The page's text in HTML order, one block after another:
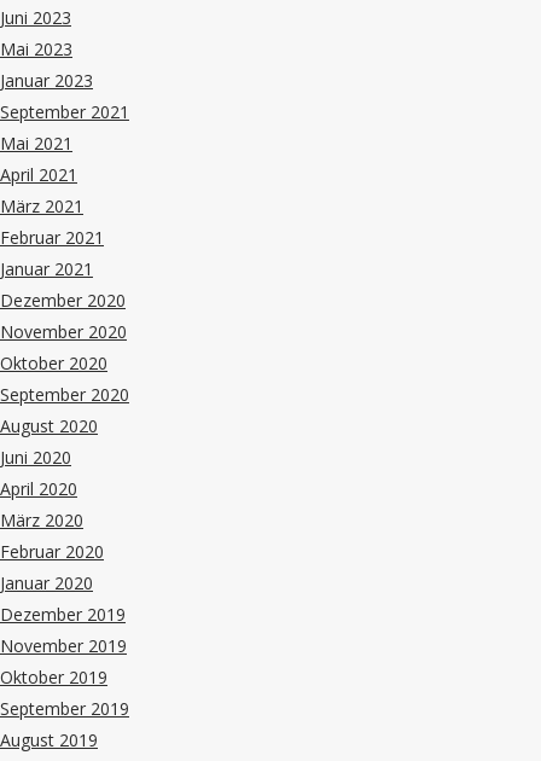
Juni 2023
Mai 2023
Januar 2023
September 2021
Mai 2021
April 2021
März 2021
Februar 2021
Januar 2021
Dezember 2020
November 2020
Oktober 2020
September 2020
August 2020
Juni 2020
April 2020
März 2020
Februar 2020
Januar 2020
Dezember 2019
November 2019
Oktober 2019
September 2019
August 2019